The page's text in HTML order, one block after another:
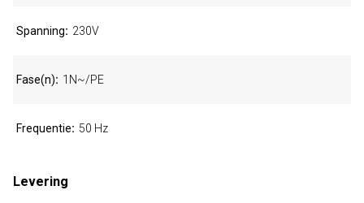
Spanning 230V
Fase(n) 1N~/PE
Frequentie 50 Hz
Levering